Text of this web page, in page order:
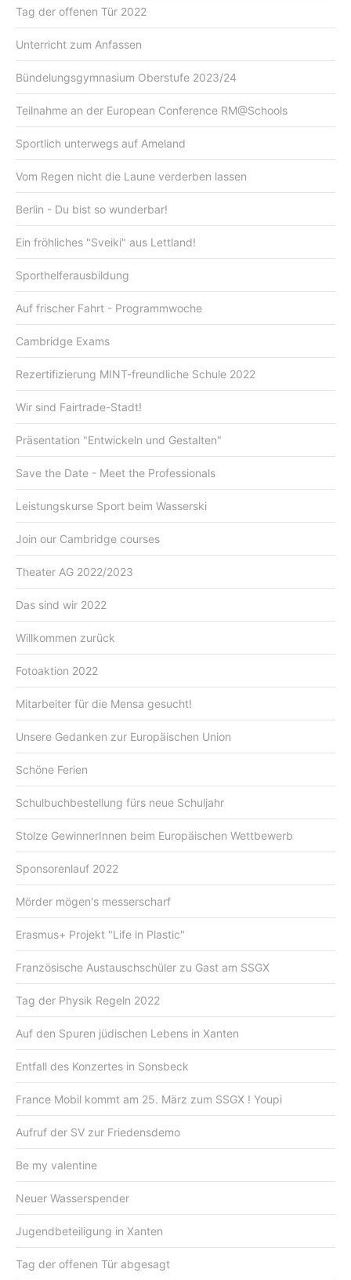
Tag der offenen Tür 2022
Unterricht zum Anfassen
Bündelungsgymnasium Oberstufe 2023/24
Teilnahme an der European Conference RM@Schools
Sportlich unterwegs auf Ameland
Vom Regen nicht die Laune verderben lassen
Berlin - Du bist so wunderbar!
Ein fröhliches "Sveiki" aus Lettland!
Sporthelferausbildung
Auf frischer Fahrt - Programmwoche
Cambridge Exams
Rezertifizierung MINT-freundliche Schule 2022
Wir sind Fairtrade-Stadt!
Präsentation "Entwickeln und Gestalten"
Save the Date - Meet the Professionals
Leistungskurse Sport beim Wasserski
Join our Cambridge courses
Theater AG 2022/2023
Das sind wir 2022
Willkommen zurück
Fotoaktion 2022
Mitarbeiter für die Mensa gesucht!
Unsere Gedanken zur Europäischen Union
Schöne Ferien
Schulbuchbestellung fürs neue Schuljahr
Stolze GewinnerInnen beim Europäischen Wettbewerb
Sponsorenlauf 2022
Mörder mögen's messerscharf
Erasmus+ Projekt "Life in Plastic"
Französische Austauschschüler zu Gast am SSGX
Tag der Physik Regeln 2022
Auf den Spuren jüdischen Lebens in Xanten
Entfall des Konzertes in Sonsbeck
France Mobil kommt am 25. März zum SSGX ! Youpi
Aufruf der SV zur Friedensdemo
Be my valentine
Neuer Wasserspender
Jugendbeteiligung in Xanten
Tag der offenen Tür abgesagt